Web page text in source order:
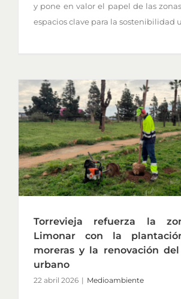
y pone en valor el papel de las
espacios clave para la sostenibilidad
Torrevieja refuerza la
Limonar con la
moreras y la renovación
urbano
22 abril 2026 | Medioambiente